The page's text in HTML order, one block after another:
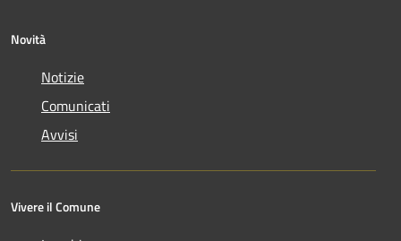
Novità
Notizie
Comunicati
Avvisi
Vivere il Comune